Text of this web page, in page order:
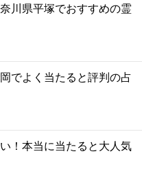
川県平塚でおすすめの霊
でよく当たると評判の占
！本当に当たると大人気